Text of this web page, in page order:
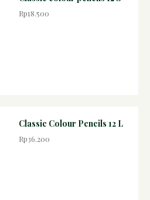
Rp18.500
Classic Colour Pencils 12 L
Rp36.200